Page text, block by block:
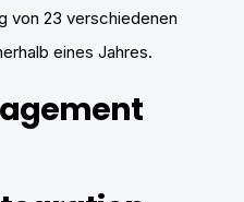
von 23 verschiedenen
eines Jahres.